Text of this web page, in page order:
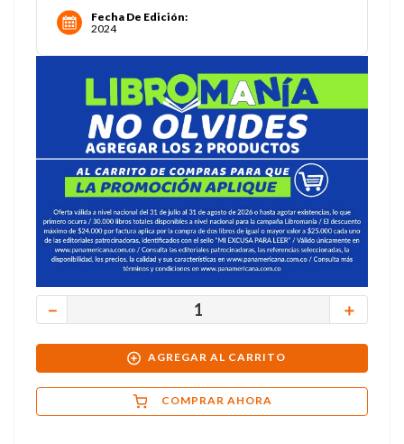
Fecha De Edición:
2024
＋
－
AGREGAR AL CARRITO
COMPRAR AHORA